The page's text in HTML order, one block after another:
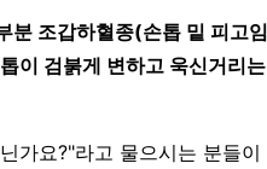
분 조갑하혈종(손톱 밑 피고
이 검붉게 변하고 욱신거리
가요?"라고 물으시는 분들이